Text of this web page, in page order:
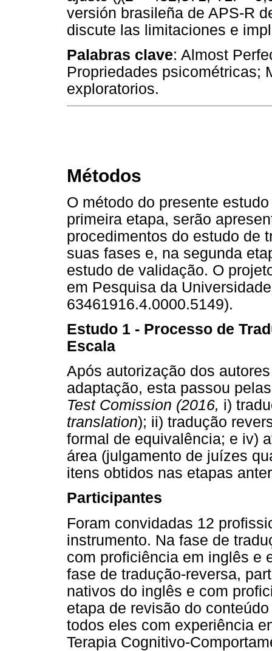
versión brasileña de APS-R
discute las limitaciones e
Palabras clave: Almost
Propriedades psicométricas;
exploratorios.
Métodos
O método do presente
primeira etapa, serão
procedimentos do estudo de
suas fases e, na segunda
estudo de validação. O
em Pesquisa da
63461916.4.0000.5149).
Estudo 1 - Processo de
Escala
Após autorização dos
adaptação, esta passou
Test Comission (2016, i)
translation); ii) tradução
formal de equivalência; e iv)
área (julgamento de juízes
itens obtidos nas etapas
Participantes
Foram convidadas 12
instrumento. Na fase de
com proficiência em inglês e
fase de tradução-reversa,
nativos do inglês e com
etapa de revisão do
todos eles com experiência
Terapia Cognitivo-